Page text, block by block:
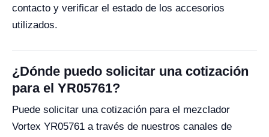
contacto y verificar el estado de los accesorios
utilizados.
¿Dónde puedo solicitar una cotización
para el YR05761?
Puede solicitar una cotización para el mezclador
Vortex YR05761 a través de nuestros canales de